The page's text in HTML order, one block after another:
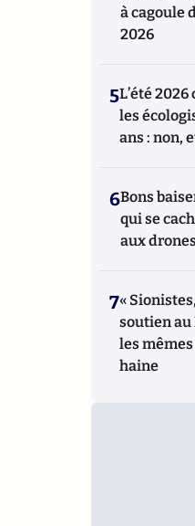
à cagoule
2026
5L’été
les
ans : non,
6Bons
qui se
aux
7«
soutien au
les
haine